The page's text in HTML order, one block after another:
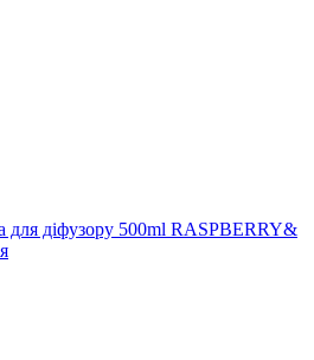
діфузору 500ml RASPBERRY&